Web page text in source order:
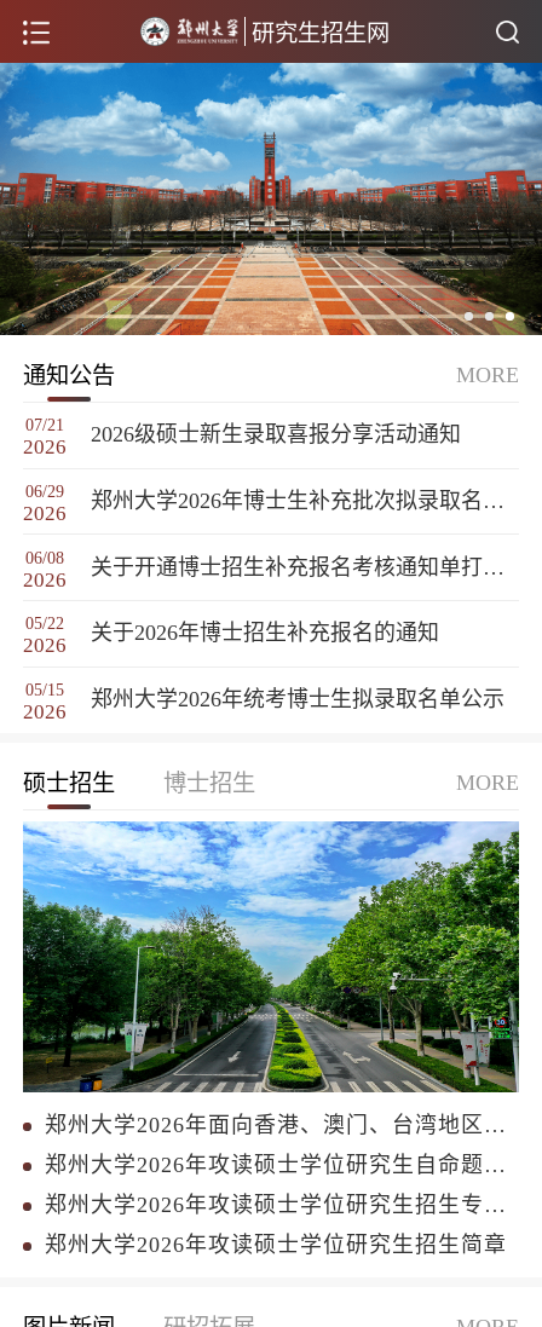
研究生招生网
通知公告 MORE
07/21
2026
2026级硕士新生录取喜报分享活动通知
06/29
2026
郑州大学2026年博士生补充批次拟录取名单公示
06/08
2026
关于开通博士招生补充报名考核通知单打印系统的通知
05/22
2026
关于2026年博士招生补充报名的通知
05/15
2026
郑州大学2026年统考博士生拟录取名单公示
硕士招生 博士招生 MORE
郑州大学2026年面向香港、澳门、台湾地区招收研究生简章
郑州大学2026年攻读硕士学位研究生自命题科目考试大纲
郑州大学2026年攻读硕士学位研究生招生专业目录
郑州大学2026年攻读硕士学位研究生招生简章